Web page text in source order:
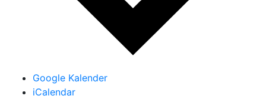
Google Kalender
iCalendar